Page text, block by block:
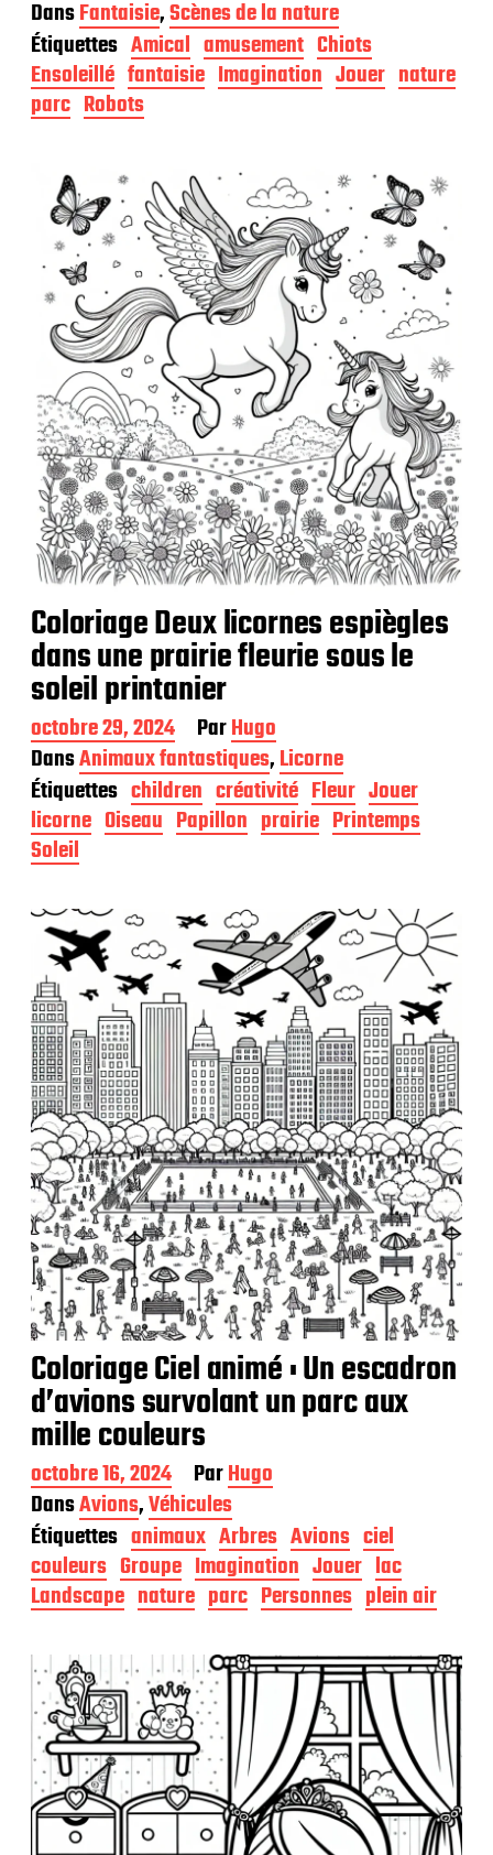
t
e
d
e
p
DansFantaisie,Scènes de la nature
Étiquettes Amical amusement Chiots
Ensoleillé fantaisie Imagination Jouer nature
parc Robots
Coloriage Deux licornes espiègles
dans une prairie fleurie sous le
soleil printanier
D
a
t
e
d
e
p
b
l
a
t
i
o
n
octobre 29, 2024 ParHugo
DansAnimaux fantastiques,Licorne
Étiquettes children créativité Fleur Jouer
licorne Oiseau Papillon prairie Printemps
Soleil
Coloriage Ciel animé : Un escadron
d’avions survolant un parc aux
mille couleurs
D
a
t
e
d
e
p
b
l
c
a
t
i
o
n
octobre 16, 2024 ParHugo
DansAvions,Véhicules
Étiquettes animaux Arbres Avions ciel
couleurs Groupe Imagination Jouer lac
Landscape nature parc Personnes plein air